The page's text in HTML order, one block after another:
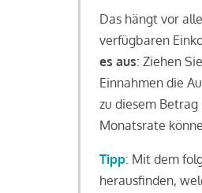
Das hängt vor
verfügbaren
es aus: Ziehen
Einnahmen die
zu diesem Betrag
Monatsrate
Tipp: Mit dem
herausfinden,